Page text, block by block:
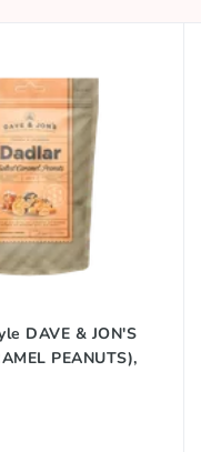
DAVE & JON'S
PEANUTS),